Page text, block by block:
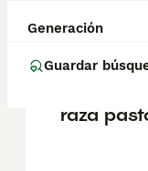
Generación
Guardar
ubicación.
¿Cómo
raza